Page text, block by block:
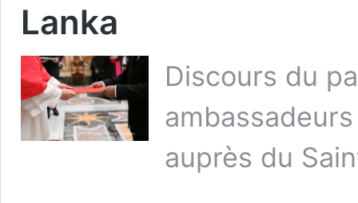
Lanka
Discours du
auprès du